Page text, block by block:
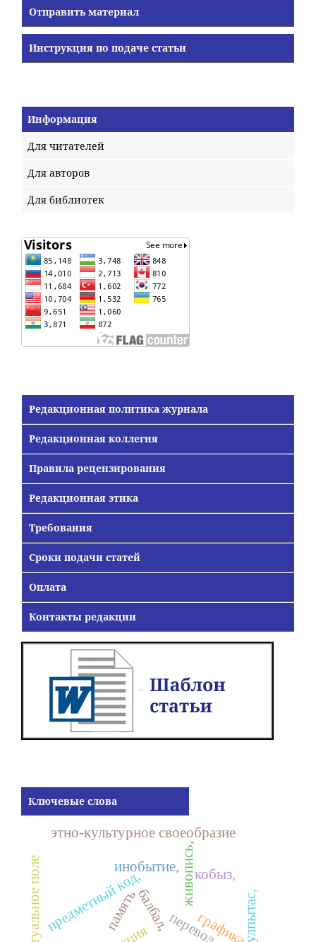
Отправить материал
Инструкция по подаче статьи
Информация
Для читателей
Для авторов
Для библиотек
Редакционная политика журнала
Редакционная коллегия
Правила рецензирования
Редакционная этика
Требования
Сроки подачи статей
Оплата
Контакты редакции
Ключевые слова
живопись,
графика,
кобыз,
балбал, кулпытас,
предметный код,
инобытие,
память
этно-культурное своеобразие